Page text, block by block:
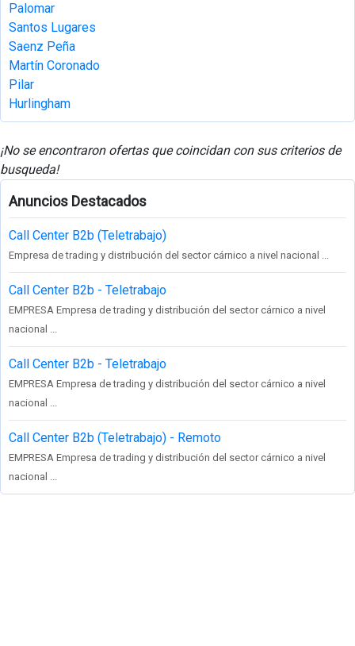
Palomar
Santos Lugares
Saenz Peña
Martín Coronado
Pilar
Hurlingham
¡No se encontraron ofertas que coincidan con sus criterios de
busqueda!
Anuncios Destacados
Call Center B2b (Teletrabajo)
Empresa de trading y distribución del sector cárnico a nivel nacional ...
Call Center B2b - Teletrabajo
EMPRESA Empresa de trading y distribución del sector cárnico a nivel
nacional ...
Call Center B2b - Teletrabajo
EMPRESA Empresa de trading y distribución del sector cárnico a nivel
nacional ...
Call Center B2b (Teletrabajo) - Remoto
EMPRESA Empresa de trading y distribución del sector cárnico a nivel
nacional ...